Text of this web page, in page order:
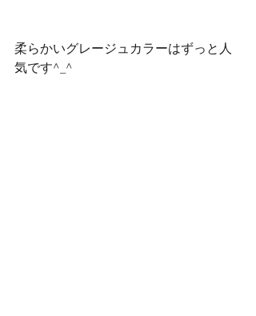
柔らかいグレージュカラーはずっと人
気です^_^